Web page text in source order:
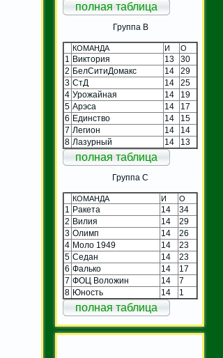
полная таблица
Группа B
КОМАНДА И О
1 Виктория 13
30
2 БелСитиДомакс 14
29
3 СтД 14
25
4 Урожайная 14
19
5 Арэса 14
17
6 Единство 14
15
7 Легион 14
14
8 Лазурный 14 13
полная таблица
Группа C
КОМАНДА И О
1 Ракета 14
34
2 Вилия 14
29
3 Олимп 14
26
4 Моло 1949 14
23
5 Седан 14
23
6 Фалько 14
17
7 ФОЦ Воложин 14
7
8 Юность 14 1
полная таблица